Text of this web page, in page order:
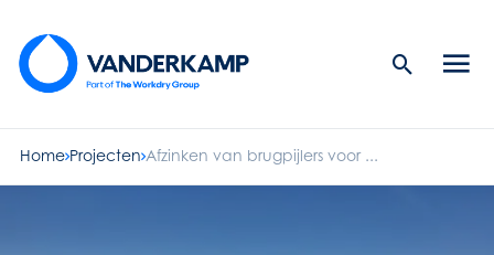
Search
Home Projecten Afzinken van brugpijlers voor ...